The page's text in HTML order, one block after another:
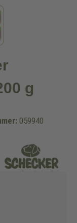
g
059940